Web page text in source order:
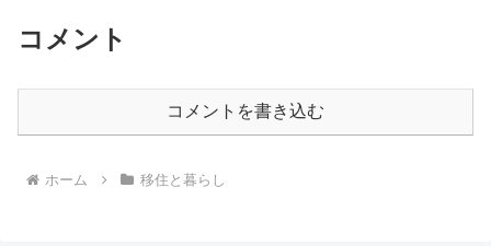
コメント
コメントを書き込む
ホーム 移住と暮らし